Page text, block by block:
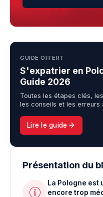
GUIDE OFFERT
S'expatrier en
Guide 2026
Toutes les étapes clés,
les conseils et les erreurs
Lire le guide
Présentation du
La Pologne est
encore trop